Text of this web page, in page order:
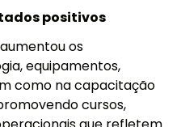
positivos
os
equipamentos,
como na capacitação
cursos,